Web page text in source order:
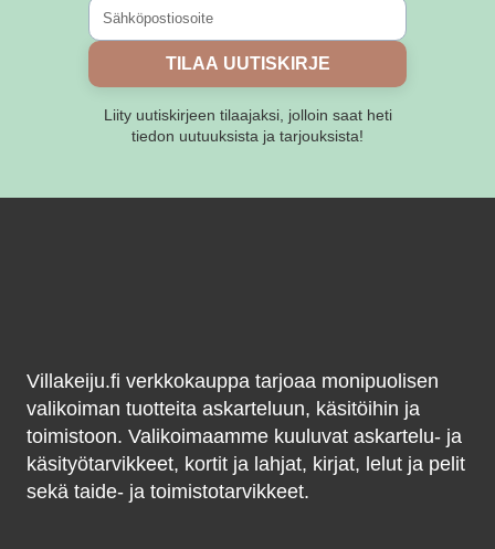
TILAA UUTISKIRJE
Liity uutiskirjeen tilaajaksi, jolloin saat heti
tiedon uutuuksista ja tarjouksista!
Villakeiju.fi verkkokauppa tarjoaa monipuolisen
valikoiman tuotteita askarteluun, käsitöihin ja
toimistoon. Valikoimaamme kuuluvat askartelu- ja
käsityötarvikkeet, kortit ja lahjat, kirjat, lelut ja pelit
sekä taide- ja toimistotarvikkeet.